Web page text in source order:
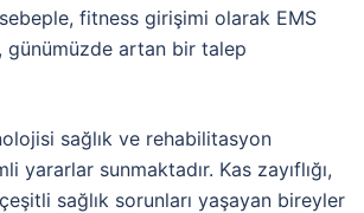
fitness girişimi olarak EMS
günümüzde artan bir talep
sağlık ve rehabilitasyon
yararlar sunmaktadır. Kas zayıflığı,
sağlık sorunları yaşayan bireyler